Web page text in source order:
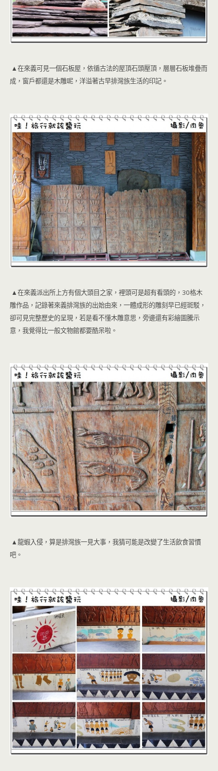
▲在來義可見一個石板屋，依循古法的屋頂石頭壓頂，層層石板堆疊而
成，窗戶都還是木雕呢，洋溢著古早排灣族生活的印記。
▲在來義派出所上方有個大頭目之家，裡頭可是超有看頭的，30格木
雕作品，記錄著來義排灣族的出始由來，一體成形的雕刻早已經斑駁，
卻可見完整歷史的呈現，若是看不懂木雕意思，旁邊還有彩繪圖騰示
意，我覺得比一般文物館都要酷呆啦。
▲龍蝦入侵，算是排灣族一見大事，我猜可能是改變了生活飲食習慣
吧。